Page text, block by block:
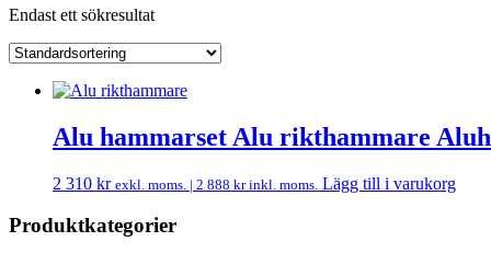
Endast ett sökresultat
Alu hammarset Alu rikthammare
2 310 kr exkl. moms. | 2 888 krinkl. moms. Lägg till i varukorg
Produktkategorier